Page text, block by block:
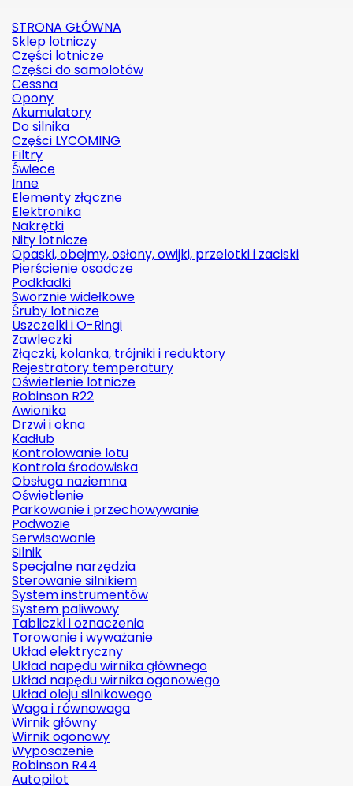
STRONA GŁÓWNA
Sklep lotniczy
Części lotnicze
Części do samolotów
Cessna
Opony
Akumulatory
Do silnika
Części LYCOMING
Filtry
Świece
Inne
Elementy złączne
Elektronika
Nakrętki
Nity lotnicze
Opaski, obejmy, osłony, owijki, przelotki i zaciski
Pierścienie osadcze
Podkładki
Sworznie widełkowe
Śruby lotnicze
Uszczelki i O-Ringi
Zawleczki
Złączki, kolanka, trójniki i reduktory
Rejestratory temperatury
Oświetlenie lotnicze
Robinson R22
Awionika
Drzwi i okna
Kadłub
Kontrolowanie lotu
Kontrola środowiska
Obsługa naziemna
Oświetlenie
Parkowanie i przechowywanie
Podwozie
Serwisowanie
Silnik
Specjalne narzędzia
Sterowanie silnikiem
System instrumentów
System paliwowy
Tabliczki i oznaczenia
Torowanie i wyważanie
Układ elektryczny
Układ napędu wirnika głównego
Układ napędu wirnika ogonowego
Układ oleju silnikowego
Waga i równowaga
Wirnik główny
Wirnik ogonowy
Wyposażenie
Robinson R44
Autopilot